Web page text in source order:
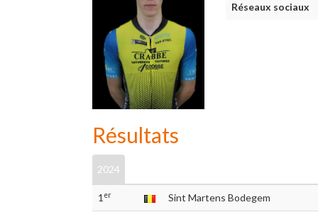
Réseaux sociaux
Résultats
2024
1 er Sint Martens Bodegem